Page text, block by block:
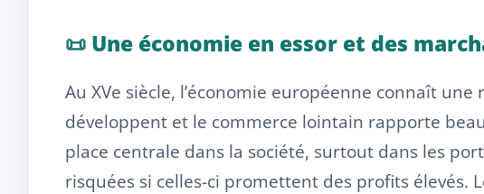
📜 Une économie en essor et des
Au XVe siècle, l’économie européenne connaît
développent et le commerce lointain rapporte
place centrale dans la société, surtout dans les
risquées si celles-ci promettent des profits élevés.